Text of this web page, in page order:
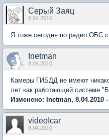
Серый Заяц
8.04.2010
Я тоже сегодня по радио ОБС
Inetman
8.04.2010
Камеры ГИБДД не имеют
лет как работающей системе
Изменено: Inetman, 8.04.2010 -
videoIcar
8.04.2010